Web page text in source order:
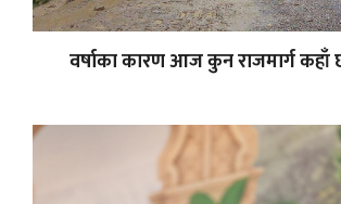
वर्षाका कारण आज कुन राजमार्ग